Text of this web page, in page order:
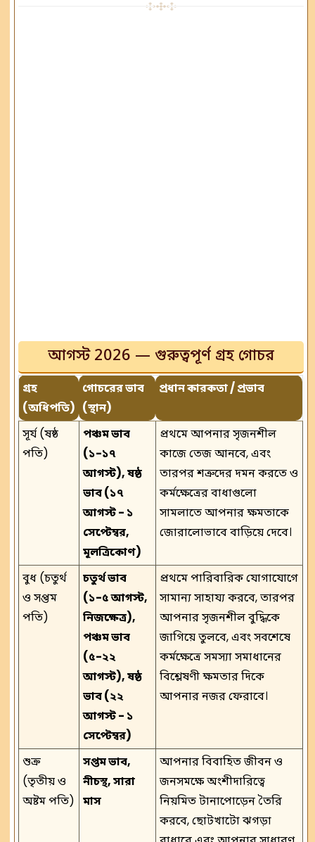
আগস্ট 2026 — গুরুত্বপূর্ণ গ্রহ গোচর
গ্রহ
(অধিপতি)
গোচরের ভাব
(স্থান)
প্রধান কারকতা / প্রভাব
সূর্য (ষষ্ঠ
পতি)
পঞ্চম ভাব
(১-১৭
আগস্ট), ষষ্ঠ
ভাব (১৭
আগস্ট - ১
সেপ্টেম্বর,
মূলত্রিকোণ)
প্রথমে আপনার সৃজনশীল
কাজে তেজ আনবে, এবং
তারপর শত্রুদের দমন করতে ও
কর্মক্ষেত্রের বাধাগুলো
সামলাতে আপনার ক্ষমতাকে
জোরালোভাবে বাড়িয়ে দেবে।
বুধ (চতুর্থ
ও সপ্তম
পতি)
চতুর্থ ভাব
(১-৫ আগস্ট,
নিজক্ষেত্র),
পঞ্চম ভাব
(৫-২২
আগস্ট), ষষ্ঠ
ভাব (২২
আগস্ট - ১
সেপ্টেম্বর)
প্রথমে পারিবারিক যোগাযোগে
সামান্য সাহায্য করবে, তারপর
আপনার সৃজনশীল বুদ্ধিকে
জাগিয়ে তুলবে, এবং সবশেষে
কর্মক্ষেত্রে সমস্যা সমাধানের
বিশ্লেষণী ক্ষমতার দিকে
আপনার নজর ফেরাবে।
শুক্র
(তৃতীয় ও
অষ্টম পতি)
সপ্তম ভাব,
নীচস্থ, সারা
মাস
আপনার বিবাহিত জীবন ও
জনসমক্ষে অংশীদারিত্বে
নিয়মিত টানাপোড়েন তৈরি
করবে, ছোটখাটো ঝগড়া